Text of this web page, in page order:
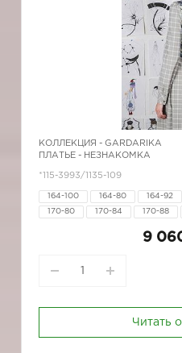
КОЛЛЕКЦИЯ - GARDARIKA
ПЛАТЬЕ - НЕЗНАКОМКА
*115-3993/1135-109
164-100 164-80 164-92
170-80 170-84 170-88
9
Читать